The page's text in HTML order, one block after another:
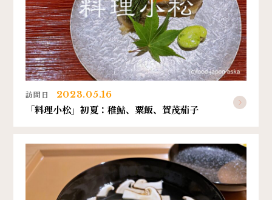
訪問日 2023.05.16
「料理小松」初夏：稚鮎、粟飯、賀茂茄子